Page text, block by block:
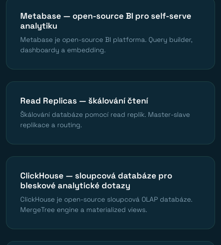
Metabase — open-source BI pro self-serve
analytiku
Metabase je open-source BI platforma. Query builder,
dashboardy a embedding.
Read Replicas — škálování čtení
Škálování databáze pomocí read replik. Master-slave
replikace a routing.
ClickHouse — sloupcová databáze pro
bleskové analytické dotazy
ClickHouse je open-source sloupcová OLAP databáze.
MergeTree engine a materialized views.